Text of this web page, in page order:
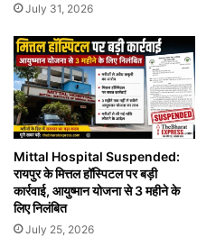
July 31, 2026
Mittal Hospital Suspended:
रायपुर के मित्तल हॉस्पिटल पर बड़ी
कार्रवाई, आयुष्मान योजना से 3 महीने के
लिए निलंबित
July 25, 2026